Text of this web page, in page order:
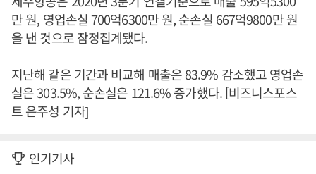
만 원, 영업손실 700억6300만 원, 순손실 667억9800만 원
을 낸 것으로 잠정집계됐다.
지난해 같은 기간과 비교해 매출은 83.9% 감소했고 영업손
실은 303.5%, 순손실은 121.6% 증가했다. [비즈니스포스
트 은주성 기자]
인기기사